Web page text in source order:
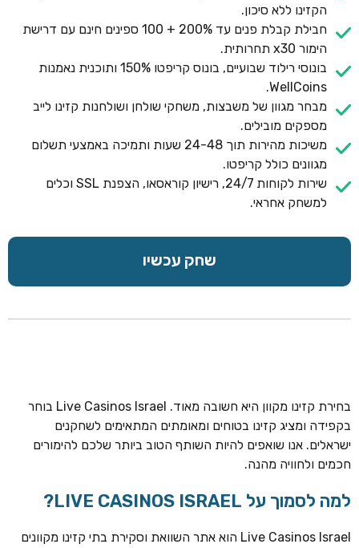
הקזינו ללא סיכון.
חבילת קבלת פנים עד 200% + 100 ספינים חינם עם דרישת
הימור x30 תחרותית.
בונוסי רילוד שבועיים, בונוס קריפטו 150% ותוכנית נאמנות
WellCoins.
מבחר מגוון של משבצות, משחקי שולחן ושולחנות קזינו לייב
מספקים מובילים.
משיכות מהירות תוך 24-48 שעות ותמיכה באמצעי תשלום
מגוונים כולל קריפטו.
שירות לקוחות 24/7, רישיון קוראסאו, הצפנת SSL וכלים
למשחק אחראי.
שחק עכשיו
בחירת קזינו מקוון היא חשובה מאוד. Live Casinos Israel בוחר
בקפידה ומציג קזינו בטוחים ומאומתים המתאימים לשחקנים
ישראלים. אנו שואפים להיות השותף הטוב ביותר שלכם להימורים
חכמים ולחוויה מהנה.
למה לסמוך על LIVE CASINOS ISRAEL?
Live Casinos Israel הוא אתר השוואת וסקירת בתי קזינו מקוונים